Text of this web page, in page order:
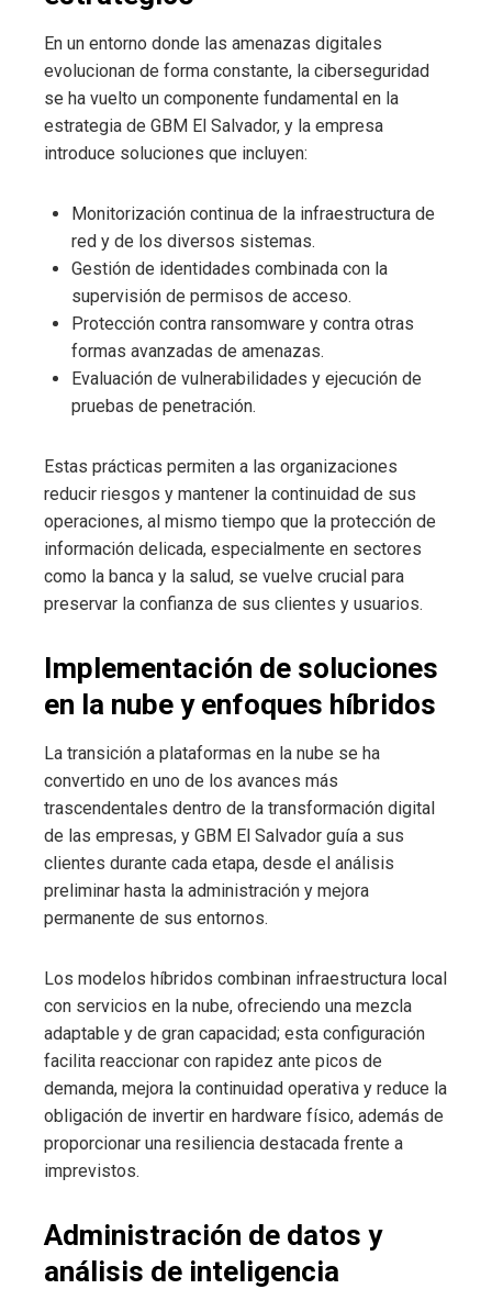
En un entorno donde las amenazas digitales
evolucionan de forma constante, la ciberseguridad
se ha vuelto un componente fundamental en la
estrategia de GBM El Salvador, y la empresa
introduce soluciones que incluyen:
Monitorización continua de la infraestructura de
red y de los diversos sistemas.
Gestión de identidades combinada con la
supervisión de permisos de acceso.
Protección contra ransomware y contra otras
formas avanzadas de amenazas.
Evaluación de vulnerabilidades y ejecución de
pruebas de penetración.
Estas prácticas permiten a las organizaciones
reducir riesgos y mantener la continuidad de sus
operaciones, al mismo tiempo que la protección de
información delicada, especialmente en sectores
como la banca y la salud, se vuelve crucial para
preservar la confianza de sus clientes y usuarios.
Implementación de soluciones
en la nube y enfoques híbridos
La transición a plataformas en la nube se ha
convertido en uno de los avances más
trascendentales dentro de la transformación digital
de las empresas, y GBM El Salvador guía a sus
clientes durante cada etapa, desde el análisis
preliminar hasta la administración y mejora
permanente de sus entornos.
Los modelos híbridos combinan infraestructura local
con servicios en la nube, ofreciendo una mezcla
adaptable y de gran capacidad; esta configuración
facilita reaccionar con rapidez ante picos de
demanda, mejora la continuidad operativa y reduce la
obligación de invertir en hardware físico, además de
proporcionar una resiliencia destacada frente a
imprevistos.
Administración de datos y
análisis de inteligencia